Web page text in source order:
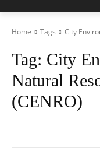
Home Tags City
Tag: City
Natural
(CENRO)